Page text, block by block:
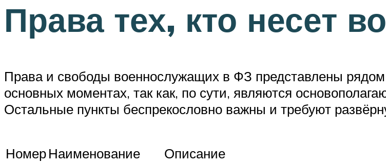
Права тех, кто несет
Права и свободы военнослужащих в ФЗ представлены рядом
основных моментах, так как, по сути, являются
Остальные пункты беспрекословно важны и требуют
НомерНаименование Описание